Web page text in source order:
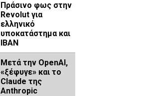
Πράσινο φως στην
Revolut για
ελληνικό
υποκατάστημα και
IBAN
Μετά την OpenAI,
«ξέφυγε» και το
Claude της
Anthropic